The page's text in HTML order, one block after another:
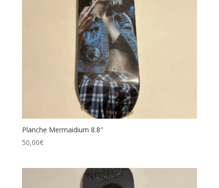
Planche Mermaidium 8.8″
50,00€